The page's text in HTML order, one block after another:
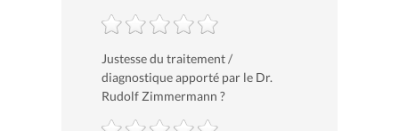
Justesse du traitement /
diagnostique apporté par le Dr.
Rudolf Zimmermann ?